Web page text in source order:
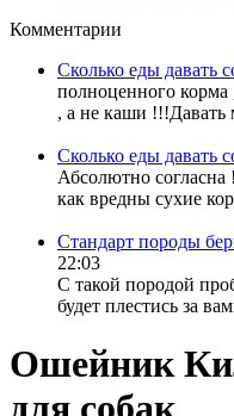
Комментарии
Сколько еды давать
полноценного
, а не каши
Сколько еды давать
Абсолютно
как вредны сухие
Стандарт породы
22:03
С такой породой
будет плестись за
Ошейник